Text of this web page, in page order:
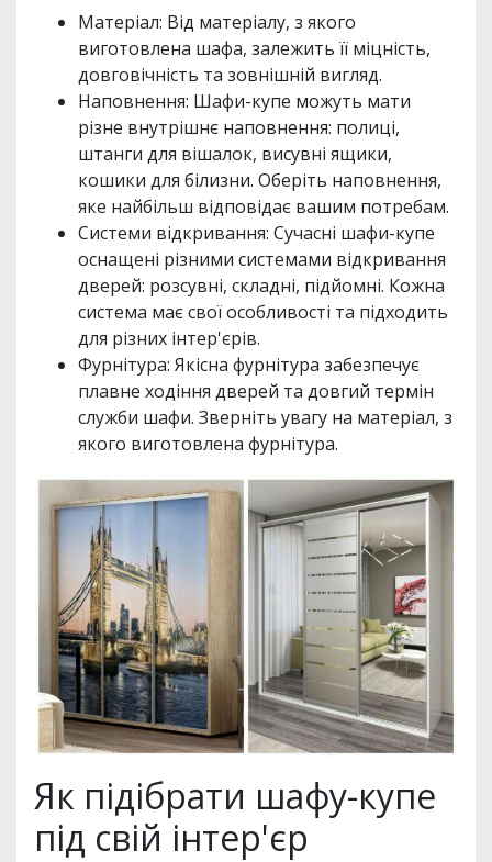
Матеріал: Від матеріалу, з якого
виготовлена шафа, залежить її міцність,
довговічність та зовнішній вигляд.
Наповнення: Шафи-купе можуть мати
різне внутрішнє наповнення: полиці,
штанги для вішалок, висувні ящики,
кошики для білизни. Оберіть наповнення,
яке найбільш відповідає вашим потребам.
Системи відкривання: Сучасні шафи-купе
оснащені різними системами відкривання
дверей: розсувні, складні, підйомні. Кожна
система має свої особливості та підходить
для різних інтер'єрів.
Фурнітура: Якісна фурнітура забезпечує
плавне ходіння дверей та довгий термін
служби шафи. Зверніть увагу на матеріал, з
якого виготовлена фурнітура.
Як підібрати шафу-купе
під свій інтер'єр